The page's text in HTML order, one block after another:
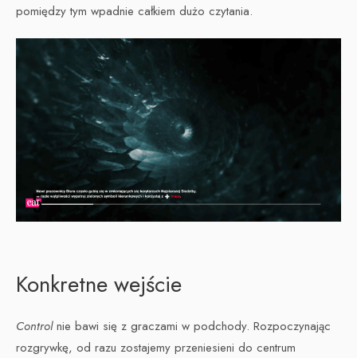
pomiędzy tym wpadnie całkiem dużo czytania.
Konkretne wejście
Controlnie bawi się z graczami w podchody. Rozpoczynając
rozgrywkę, od razu zostajemy przeniesieni do centrum